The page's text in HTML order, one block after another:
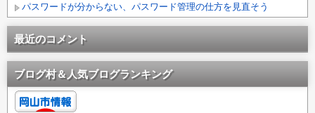
パスワードが分からない、パスワード管理の仕方を見直そう
最近のコメント
ブログ村＆人気ブログランキング